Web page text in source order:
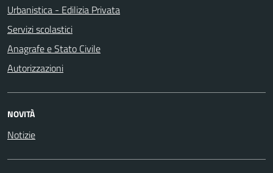
Urbanistica - Edilizia Privata
Servizi scolastici
Anagrafe e Stato Civile
Autorizzazioni
NOVITÀ
Notizie